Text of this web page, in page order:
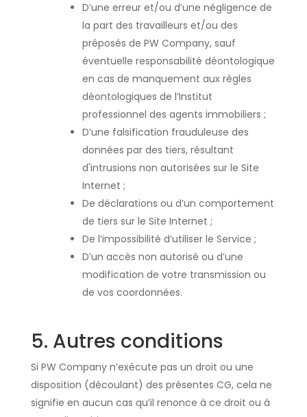
D’une erreur et/ou d’une négligence de
la part des travailleurs et/ou des
préposés de PW Company, sauf
éventuelle responsabilité déontologique
en cas de manquement aux règles
déontologiques de l’Institut
professionnel des agents immobiliers ;
D’une falsification frauduleuse des
données par des tiers, résultant
d'intrusions non autorisées sur le Site
Internet ;
De déclarations ou d’un comportement
de tiers sur le Site Internet ;
De l’impossibilité d’utiliser le Service ;
D’un accès non autorisé ou d’une
modification de votre transmission ou
de vos coordonnées.
5. Autres conditions
Si PW Company n’exécute pas un droit ou une
disposition (découlant) des présentes CG, cela ne
signifie en aucun cas qu’il renonce à ce droit ou à